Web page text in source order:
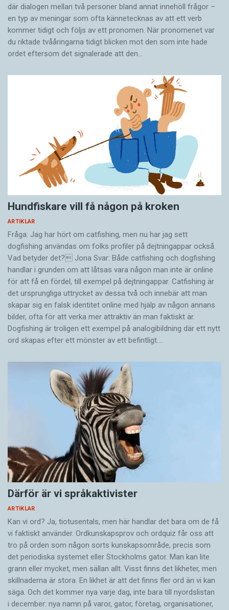
där dialogen mellan två personer bland annat innehöll frågor –
en typ av meningar som ofta kännetecknas av att ett verb
kommer tidigt och följs av ett pronomen. När pronomenet var
du riktade tvååringarna tidigt blicken mot den som inte hade
ordet eftersom det ­signalerade att den…
Hundfiskare vill få någon på kroken
ARTIKLAR
Fråga: Jag har hört om catfishing, men nu har jag sett
dogfishing användas om folks profiler på dejtningappar också.
Vad betyder det? Jona Svar: Både catfishing och dogfishing
handlar i grunden om att låtsas vara någon man inte är online
för att få en fördel, till exempel på dejtningappar. Catfishing är
det ursprungliga uttrycket av dessa två och innebär att man
skapar sig en falsk identitet online med hjälp av någon annans
bilder, ofta för att verka mer attraktiv än man faktiskt är.
Dogfishing är troligen ett exempel på analogibildning där ett nytt
ord skapas efter ett mönster av ett befintligt.…
Därför är vi språkaktivister
ARTIKLAR
Kan vi ord? Ja, tiotusentals, men här handlar det bara om de få
vi faktiskt använder. Ordkunskapsprov och ordquiz får oss att
tro på orden som någon sorts kunskapsområde, precis som
det periodiska systemet eller Stockholms gator. Man kan lite
grann eller mycket, men sällan allt. Visst finns det likheter, men
skillnaderna är stora. En likhet är att det finns fler ord än vi kan
säga. Och det kommer nya varje dag, inte bara till nyordslistan
i december: nya namn på varor, gator, företag, organisationer,